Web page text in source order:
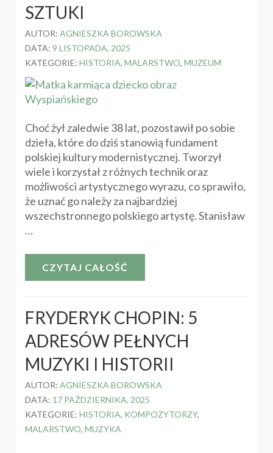
SZTUKI
AUTOR: AGNIESZKA BOROWSKA
DATA: 9 LISTOPADA, 2025
KATEGORIE: HISTORIA, MALARSTWO, MUZEUM
Choć żył zaledwie 38 lat, pozostawił po sobie
dzieła, które do dziś stanowią fundament
polskiej kultury modernistycznej. Tworzył
wiele i korzystał z różnych technik oraz
możliwości artystycznego wyrazu, co sprawiło,
że uznać go należy za najbardziej
wszechstronnego polskiego artystę. Stanisław
…
CZYTAJ CAŁOŚĆ
FRYDERYK CHOPIN: 5
ADRESÓW PEŁNYCH
MUZYKI I HISTORII
AUTOR: AGNIESZKA BOROWSKA
DATA: 17 PAŹDZIERNIKA, 2025
KATEGORIE: HISTORIA, KOMPOZYTORZY,
MALARSTWO, MUZYKA